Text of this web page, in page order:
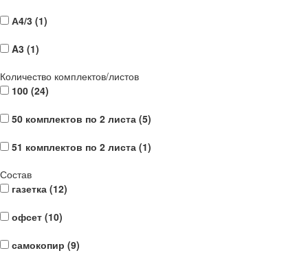
А4/3 (1)
A3 (1)
Количество комплектов/листов
100 (24)
50 комплектов по 2 листа (5)
51 комплектов по 2 листа (1)
Состав
газетка (12)
офсет (10)
самокопир (9)